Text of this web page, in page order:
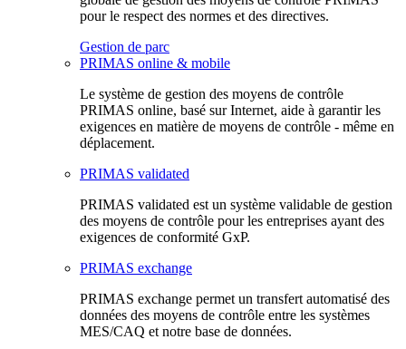
pour le respect des normes et des directives.
Gestion de parc
PRIMAS online & mobile
Le système de gestion des moyens de contrôle
PRIMAS online, basé sur Internet, aide à garantir les
exigences en matière de moyens de contrôle - même en
déplacement.
PRIMAS validated
PRIMAS validated est un système validable de gestion
des moyens de contrôle pour les entreprises ayant des
exigences de conformité GxP.
PRIMAS exchange
PRIMAS exchange permet un transfert automatisé des
données des moyens de contrôle entre les systèmes
MES/CAQ et notre base de données.